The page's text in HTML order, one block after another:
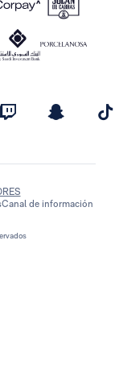
Canal de información